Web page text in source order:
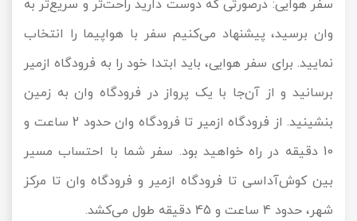
سفر هوایی: درصورتی که دوست دارید راحت‌تر و سریع‌تر به
وان برسید، پیشنهاد می‌کنیم سفر با هواپیما را انتخاب
نمایید. برای سفر هوایی، باید ابتدا خود را به فرودگاه ازمیر
برسانید و از آن‌جا با یک پرواز در فرودگاه وان به زمین
بنشینید. از فرودگاه ازمیر تا فرودگاه وان حدود 2 ساعت و
10 دقیقه در راه خواهید بود. سفر شما با احتساب مسیر
بین کوش‌آداسی تا فرودگاه ازمیر و فرودگاه وان تا مرکز
شهر، حدود 4 ساعت و 45 دقیقه طول می‌کشد.